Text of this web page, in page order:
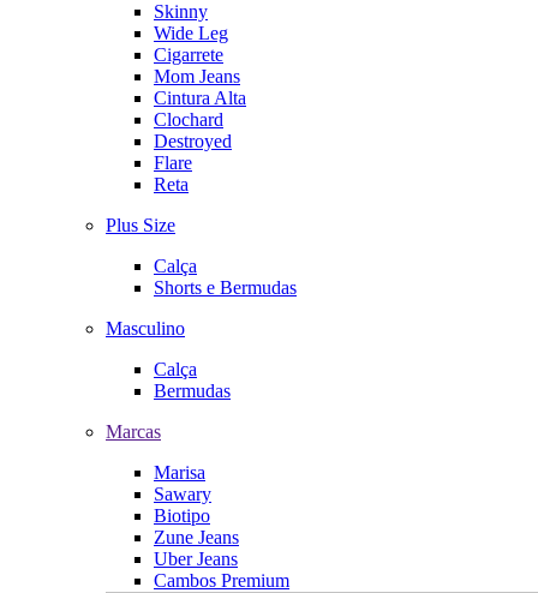
Skinny
Wide Leg
Cigarrete
Mom Jeans
Cintura Alta
Clochard
Destroyed
Flare
Reta
Plus Size
Calça
Shorts e Bermudas
Masculino
Calça
Bermudas
Marcas
Marisa
Sawary
Biotipo
Zune Jeans
Uber Jeans
Cambos Premium